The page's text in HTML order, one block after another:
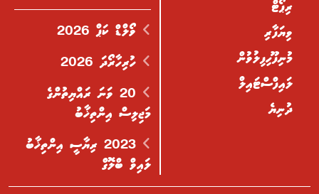
ރިޕޯޓް
ވިޔަފާރި
މުނިފޫހިފިލުވުން
ލައިފްސްޓައިލް
ދުނިޔެ
ވޯލްޑް ކަޕް 2026
ހުރިހާރޯދަ 2026
20 ވަނަ ރައްޔިތުންގެ
މަޖިލިސް އިންތިޚާބު
2023 ރިޔާސީ އިންތިޚާބު
ލައިވް ބްލޮގް